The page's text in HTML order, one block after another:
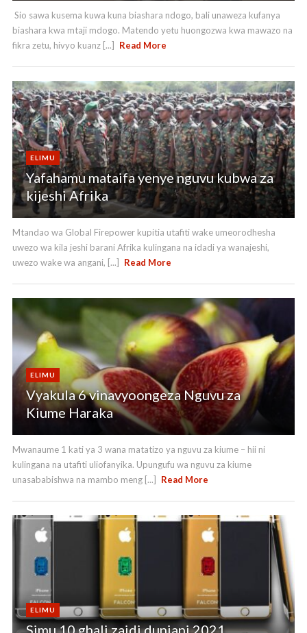
Sio sawa kusema kuwa kuna biashara ndogo, bali unaweza kufanya
biashara kwa mtaji mdogo. Matendo yetu huongozwa kwa mawazo na
fikra zetu, hivyo kuanz [...]
Read More
ELIMU
Yafahamu mataifa yenye nguvu kubwa za
kijeshi Afrika
Mtandao wa Global Firepower kupitia utafiti wake umeorodhesha
uwezo wa kila jeshi barani Afrika kulingana na idadi ya wanajeshi,
uwezo wake wa angani, [...]
Read More
ELIMU
Vyakula 6 vinavyoongeza Nguvu za
Kiume Haraka
Mwanaume 1 kati ya 3 wana matatizo ya nguvu za kiume – hii ni
kulingana na utafiti uliofanyika. Upungufu wa nguvu za kiume
unasababishwa na mambo meng [...]
Read More
ELIMU
Simu 10 ghali zaidi duniani 2021